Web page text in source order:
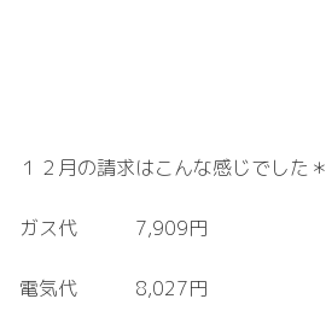
１２月の請求はこんな感じでした＊
ガス代 7,909円
電気代 8,027円